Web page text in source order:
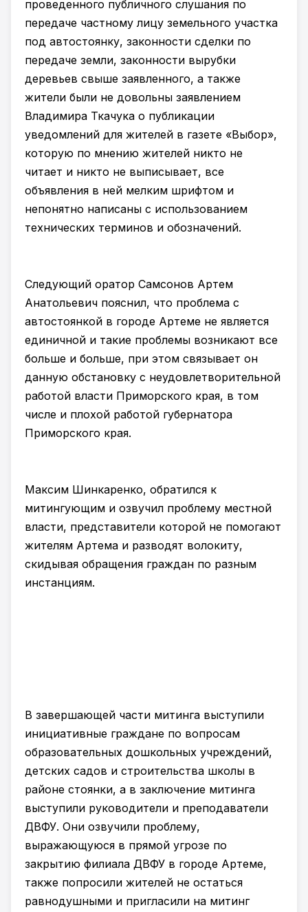
проведенного публичного слушания по
передаче частному лицу земельного участка
под автостоянку, законности сделки по
передаче земли, законности вырубки
деревьев свыше заявленного, а также
жители были не довольны заявлением
Владимира Ткачука о публикации
уведомлений для жителей в газете «Выбор»,
которую по мнению жителей никто не
читает и никто не выписывает, все
объявления в ней мелким шрифтом и
непонятно написаны с использованием
технических терминов и обозначений.
Следующий оратор Самсонов Артем
Анатольевич пояснил, что проблема с
автостоянкой в городе Артеме не является
единичной и такие проблемы возникают все
больше и больше, при этом связывает он
данную обстановку с неудовлетворительной
работой власти Приморского края, в том
числе и плохой работой губернатора
Приморского края.
Максим Шинкаренко, обратился к
митингующим и озвучил проблему местной
власти, представители которой не помогают
жителям Артема и разводят волокиту,
скидывая обращения граждан по разным
инстанциям.
В завершающей части митинга выступили
инициативные граждане по вопросам
образовательных дошкольных учреждений,
детских садов и строительства школы в
районе стоянки, а в заключение митинга
выступили руководители и преподаватели
ДВФУ. Они озвучили проблему,
выражающуюся в прямой угрозе по
закрытию филиала ДВФУ в городе Артеме,
также попросили жителей не остаться
равнодушными и пригласили на митинг